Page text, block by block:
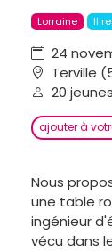
Lorraine Il
24
Terville
20
ajouter à
Nous
une table
ingénieur
vécu dans